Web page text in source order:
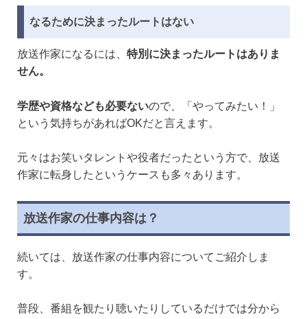
なるために決まったルートはない
放送作家になるには、 特別に決まったルートはありま
せん。
学歴や資格なども必要ないので、「やってみたい！」
という気持ちがあればOKだと言えます。
元々はお笑いタレントや役者だったという方で、放送
作家に転身したというケースも多々あります。
放送作家の仕事内容は？
続いては、放送作家の仕事内容についてご紹介しま
す。
普段、番組を観たり聴いたりしているだけでは分から